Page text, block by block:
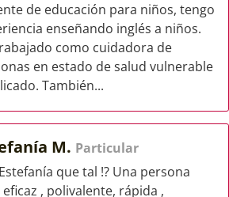
de educación para niños, tengo
enseñando inglés a niños.
como cuidadora de
en estado de salud vulnerable
También...
M. Particular
que tal !? Una persona
, polivalente, rápida ,